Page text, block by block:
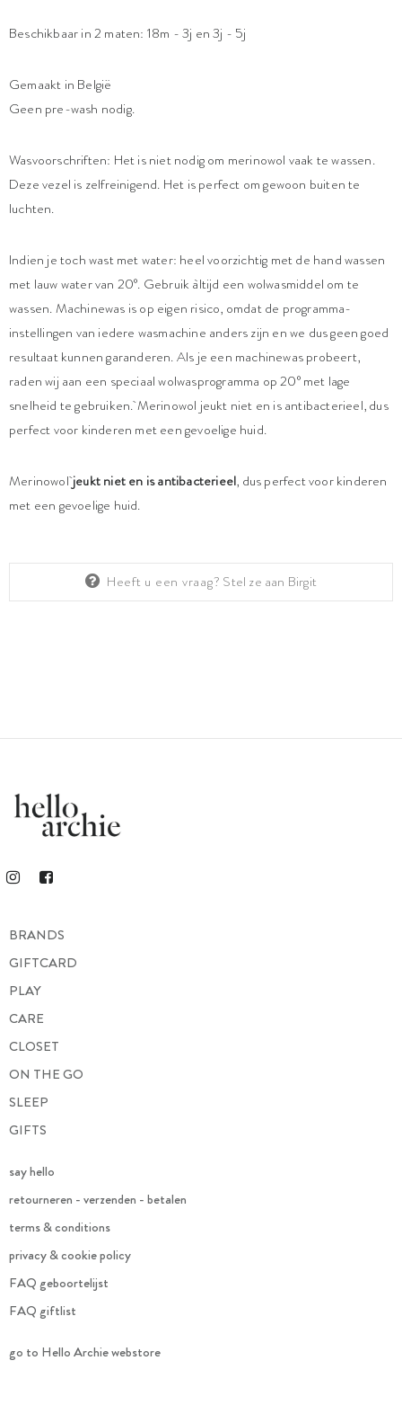
Beschikbaar in 2 maten: 18m - 3j en 3j - 5j
Gemaakt in België
Geen pre-wash nodig.
Wasvoorschriften: Het is niet nodig om merinowol vaak te wassen.
Deze vezel is zelfreinigend. Het is perfect om gewoon buiten te
luchten.
Indien je toch wast met water: heel voorzichtig met de hand wassen
met lauw water van 20°. Gebruik àltijd een wolwasmiddel om te
wassen. Machinewas is op eigen risico, omdat de programma-
instellingen van iedere wasmachine anders zijn en we dus geen goed
resultaat kunnen garanderen. Als je een machinewas probeert,
raden wij aan een speciaal wolwasprogramma op 20° met lage
snelheid te gebruiken. Merinowol jeukt niet en is antibacterieel, dus
perfect voor kinderen met een gevoelige huid.
Merinowol jeukt niet en is antibacterieel, dus perfect voor kinderen
met een gevoelige huid.
Heeft u een vraag? Stel ze aan Birgit
BRANDS
GIFTCARD
PLAY
CARE
CLOSET
ON THE GO
SLEEP
GIFTS
say hello
retourneren - verzenden - betalen
terms & conditions
privacy & cookie policy
FAQ geboortelijst
FAQ giftlist
go to Hello Archie webstore